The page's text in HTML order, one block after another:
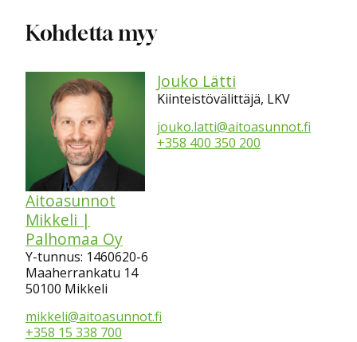
Kohdetta myy
Jouko Lätti
Kiinteistövälittäjä, LKV
jouko.latti@aitoasunnot.fi
+358 400 350 200
Aitoasunnot
Mikkeli |
Palhomaa Oy
Y-tunnus: 1460620-6
Maaherrankatu 14
50100 Mikkeli
mikkeli@aitoasunnot.fi
+358 15 338 700